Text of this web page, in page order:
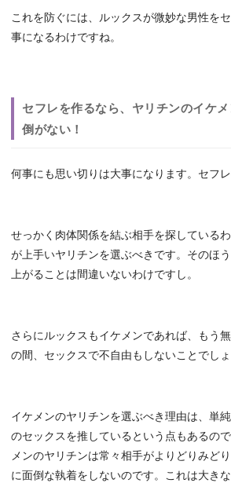
これを防ぐには、ルックスが微妙な男性を
事になるわけですね。
セフレを作るなら、ヤリチンのイケ
倒がない！
何事にも思い切りは大事になります。セフ
せっかく肉体関係を結ぶ相手を探している
が上手いヤリチンを選ぶべきです。そのほ
上がることは間違いないわけですし。
さらにルックスもイケメンであれば、もう
の間、セックスで不自由もしないことでしょ
イケメンのヤリチンを選ぶべき理由は、単
のセックスを推しているという点もあるの
メンのヤリチンは常々相手がよりどりみど
に面倒な執着をしないのです。これは大き